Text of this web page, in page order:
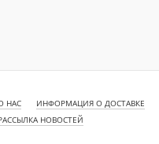
НАС ИНФОРМАЦИЯ О ДОСТАВКЕ
НОВОСТЕЙ